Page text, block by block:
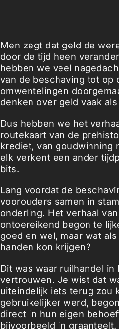
Men zegt dat geld de
door de tijd heen
hebben we veel
van de beschaving tot op
omwentelingen
denken over geld vaak
Dus hebben we het
routekaart van de
krediet, van goudwinning
elk verkent een ander
bits.
Lang voordat de
voorouders samen in
onderling. Het verhaal
ontoereikend begon te
goed en wel, maar wat
handen kon krijgen?
Dit was waar ruilhandel
vertrouwen. Je wist dat
uiteindelijk iets terug zou
gebruikelijker werd,
direct in hun eigen
bijvoorbeeld in